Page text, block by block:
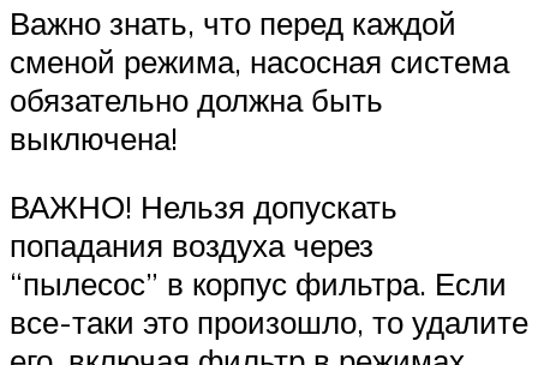
Важно знать, что перед каждой
сменой режима, насосная система
обязательно должна быть
выключена!
ВАЖНО! Нельзя допускать
попадания воздуха через
“пылесос” в корпус фильтра. Если
все-таки это произошло, то удалите